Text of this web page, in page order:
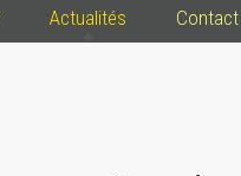
Actualités Contact